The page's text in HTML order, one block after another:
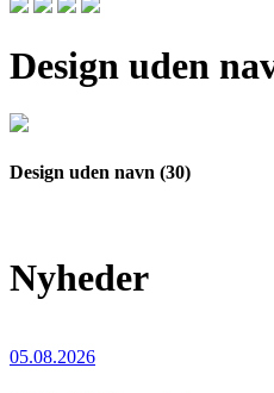
Design uden
Design uden navn (30)
Nyheder
05.08.2026